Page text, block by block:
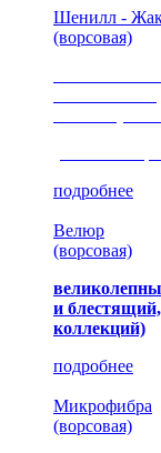
Шенилл -
(ворсовая)
подробнее
Велюр
(ворсовая)
и
коллекций)
подробнее
Микрофибра
(ворсовая)